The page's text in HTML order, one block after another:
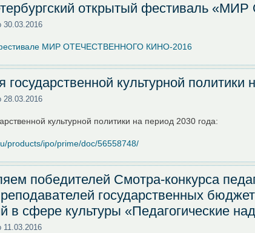
открытый фестиваль
30.03.2016
МИР ОТЕЧЕСТВЕННОГО КИНО-2016
государственной культурной
28.03.2016
культурной политики на период 2030 года:
products/ipo/prime/doc/56558748/
победителей Смотра-конкурса
государственных
в сфере культуры «Педагогические
11.03.2016